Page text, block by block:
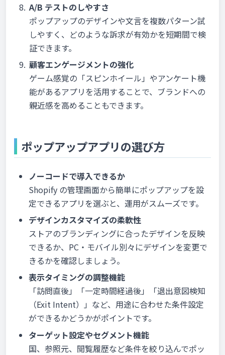
A/B テストのしやすさ
ポップアップのデザインや文言を複数パターン試
しやすく、どのような訴求が有効かを短期間で検
証できます。
顧客エンゲージメントの強化
ゲーム感覚の「スピンホイール」やアンケート機
能があるアプリを活用することで、ブランドへの
親近感を高めることもできます。
ポップアップアプリの選び方
ノーコードで導入できるか
Shopify の管理画面から簡単にポップアップを設
定できるアプリを選ぶと、運用がスムーズです。
デザインカスタマイズの柔軟性
ストアのブランディングに合ったデザインを反映
できるか、PC・モバイル別々にデザインを変更で
きるかを確認しましょう。
表示タイミングの調整機能
「訪問直後」「一定時間経過後」「退出意図検知
（Exit Intent）」など、用途に合わせた条件設定
ができるかどうかがポイントです。
ターゲット設定やセグメント機能
国、参照元、閲覧履歴など条件を絞り込んでポッ